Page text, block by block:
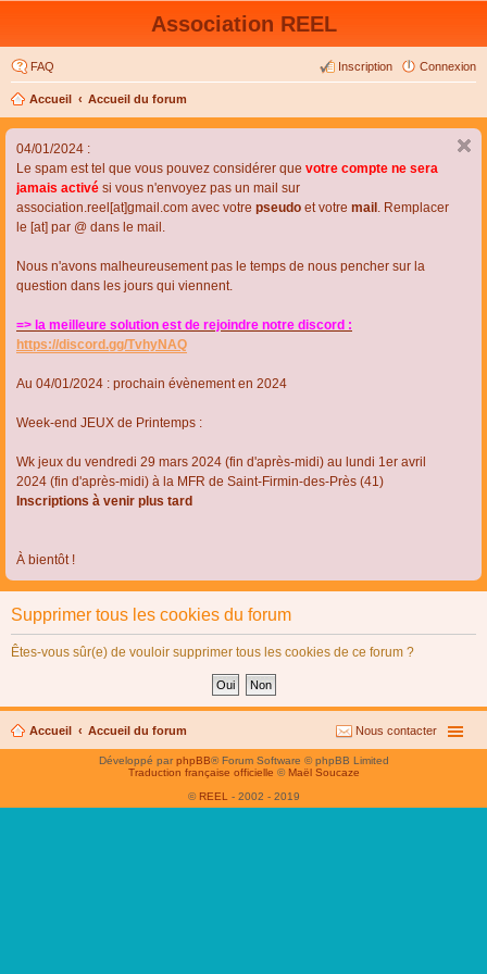
Association REEL
FAQ Connexion
Inscription
Accueil Accueil du forum
04/01/2024 :
Le spam est tel que vous pouvez considérer que votre compte ne sera
jamais activé si vous n'envoyez pas un mail sur
association.reel[at]gmail.com avec votre pseudo et votre mail . Remplacer
le [at] par @ dans le mail.
Nous n'avons malheureusement pas le temps de nous pencher sur la
question dans les jours qui viennent.
=> la meilleure solution est de rejoindre notre discord :
https://discord.gg/TvhyNAQ
Au 04/01/2024 : prochain évènement en 2024
Week-end JEUX de Printemps :
Wk jeux du vendredi 29 mars 2024 (fin d'après-midi) au lundi 1er avril
2024 (fin d'après-midi) à la MFR de Saint-Firmin-des-Près (41)
Inscriptions à venir plus tard
À bientôt !
Supprimer tous les cookies du forum
Êtes-vous sûr(e) de vouloir supprimer tous les cookies de ce forum ?
Accueil Accueil du forum Nous contacter
Développé parphpBB® Forum Software © phpBB Limited
Traduction française officielle © Maël Soucaze
© REEL - 2002 - 2019